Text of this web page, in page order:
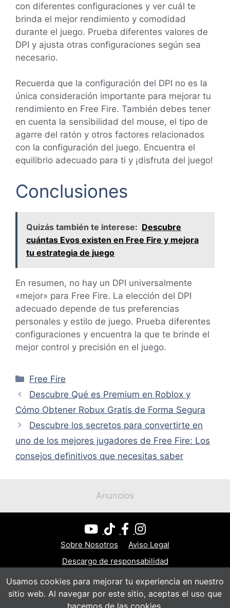
con diferentes configuraciones y ver cuál te
brinda el mejor rendimiento y comodidad
durante el juego. Prueba diferentes valores de
DPI y ajusta otras configuraciones según sea
necesario.
Recuerda que la configuración del DPI no es la
única consideración importante para mejorar tu
rendimiento en Free Fire. También debes tener
en cuenta la sensibilidad del mouse, el tipo de
agarre del ratón y otros factores relacionados
con la configuración del juego. Encuentra el
equilibrio adecuado para ti y ¡disfruta del juego!
Conclusiones
Quizás también te interese: Descubre
cuántas Evos existen en Free Fire y mejora
tu estrategia de juego
En resumen, no hay un DPI universalmente
«mejor» para Free Fire. La elección del DPI
adecuado depende de tus preferencias
personales y estilo de juego. Prueba diferentes
configuraciones y encuentra la que te brinde el
mejor control y precisión en el juego.
Categorías
Free Fire
Descubre Qué es Premium en Roblox y
Cómo Obtener Robux Gratis de Forma Segura
Descubre los secretos para convertirte en
uno de los mejores jugadores de Free Fire: Los
consejos definitivos que necesitas saber
Anuncios
Sobre Nosotros
Aviso Legal
Descargo de responsabilidad
Política de privacidad
Política de cookies
Contacto
Usamos cookies para mejorar tu experiencia en nuestro
sitio web. Al navegar por este sitio, aceptas el uso que
hacemos de las cookies.